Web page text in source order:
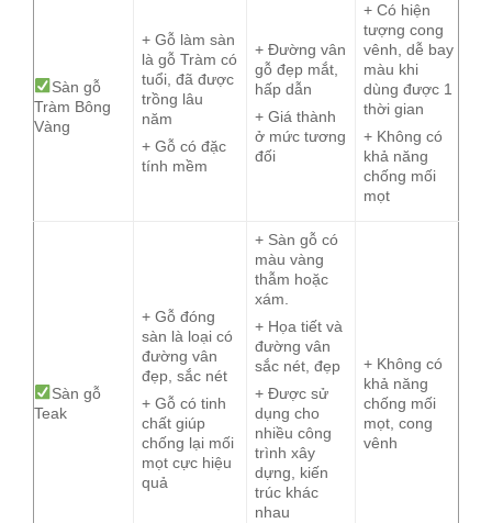
Sàn gỗ
Tràm Bông
Vàng
+ Gỗ làm sàn
là gỗ Tràm có
tuổi, đã được
trồng lâu
năm
+ Gỗ có đặc
tính mềm
+ Đường vân
gỗ đẹp mắt,
hấp dẫn
+ Giá thành
ở mức tương
đối
+ Có hiện
tượng cong
vênh, dễ bay
màu khi
dùng được 1
thời gian
+ Không có
khả năng
chống mối
mọt
Sàn gỗ
Teak
+ Gỗ đóng
sàn là loại có
đường vân
đẹp, sắc nét
+ Gỗ có tinh
chất giúp
chống lại mối
mọt cực hiệu
quả
+ Sàn gỗ có
màu vàng
thẫm hoặc
xám.
+ Họa tiết và
đường vân
sắc nét, đẹp
+ Được sử
dụng cho
nhiều công
trình xây
dựng, kiến
trúc khác
nhau
+ Không có
khả năng
chống mối
mọt, cong
vênh